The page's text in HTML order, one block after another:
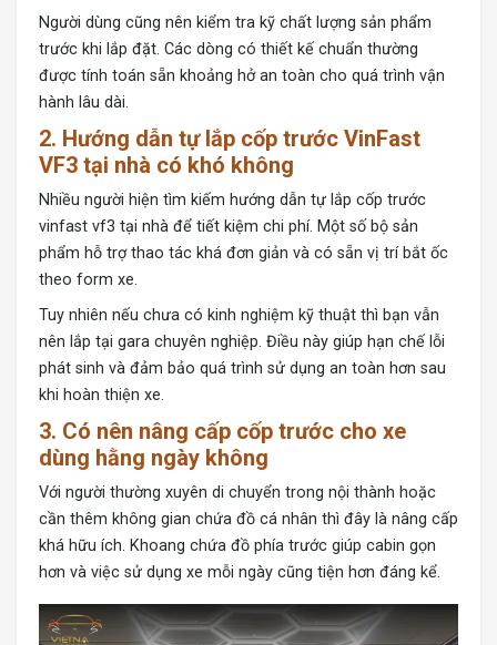
Người dùng cũng nên kiểm tra kỹ chất lượng sản phẩm
trước khi lắp đặt. Các dòng có thiết kế chuẩn thường
được tính toán sẵn khoảng hở an toàn cho quá trình vận
hành lâu dài.
2. Hướng dẫn tự lắp cốp trước VinFast
VF3 tại nhà có khó không
Nhiều người hiện tìm kiếm hướng dẫn tự lắp cốp trước
vinfast vf3 tại nhà để tiết kiệm chi phí. Một số bộ sản
phẩm hỗ trợ thao tác khá đơn giản và có sẵn vị trí bắt ốc
theo form xe.
Tuy nhiên nếu chưa có kinh nghiệm kỹ thuật thì bạn vẫn
nên lắp tại gara chuyên nghiệp. Điều này giúp hạn chế lỗi
phát sinh và đảm bảo quá trình sử dụng an toàn hơn sau
khi hoàn thiện xe.
3. Có nên nâng cấp cốp trước cho xe
dùng hằng ngày không
Với người thường xuyên di chuyển trong nội thành hoặc
cần thêm không gian chứa đồ cá nhân thì đây là nâng cấp
khá hữu ích. Khoang chứa đồ phía trước giúp cabin gọn
hơn và việc sử dụng xe mỗi ngày cũng tiện hơn đáng kể.